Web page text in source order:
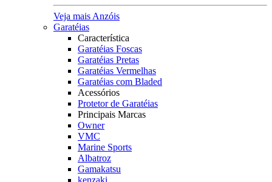
Veja mais Anzóis
Garatéias
Característica
Garatéias Foscas
Garatéias Pretas
Garatéias Vermelhas
Garatéias com Bladed
Acessórios
Protetor de Garatéias
Principais Marcas
Owner
VMC
Marine Sports
Albatroz
Gamakatsu
kenzaki